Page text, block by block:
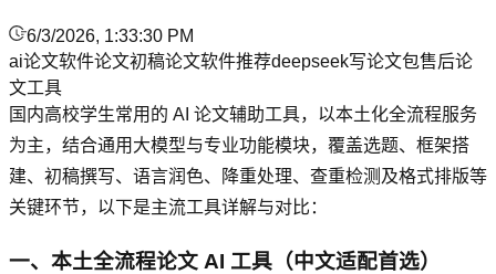
6/3/2026, 1:33:30 PM
ai论文软件论文初稿论文软件推荐deepseek写论文包售后论
文工具
国内高校学生常用的 AI 论文辅助工具，以本土化全流程服务
为主，结合通用大模型与专业功能模块，覆盖选题、框架搭
建、初稿撰写、语言润色、降重处理、查重检测及格式排版等
关键环节，以下是主流工具详解与对比：
一、本土全流程论文 AI 工具（中文适配首选）